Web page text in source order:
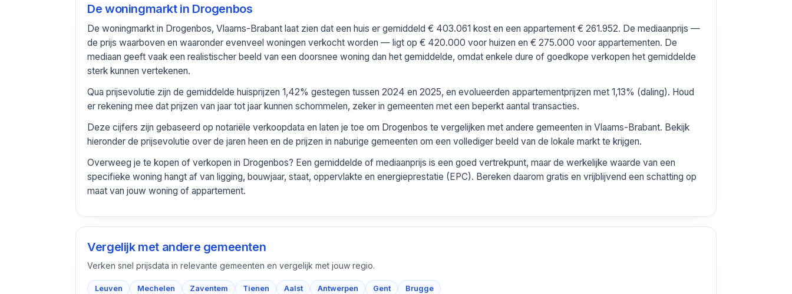
De woningmarkt in Drogenbos
De woningmarkt in Drogenbos, Vlaams-Brabant laat zien dat een huis er gemiddeld € 403.061 kost en een appartement € 261.952. De mediaanprijs —
de prijs waarboven en waaronder evenveel woningen verkocht worden — ligt op € 420.000 voor huizen en € 275.000 voor appartementen. De
mediaan geeft vaak een realistischer beeld van een doorsnee woning dan het gemiddelde, omdat enkele dure of goedkope verkopen het gemiddelde
sterk kunnen vertekenen.
Qua prijsevolutie zijn de gemiddelde huisprijzen 1,42% gestegen tussen 2024 en 2025, en evolueerden appartementprijzen met 1,13% (daling). Houd
er rekening mee dat prijzen van jaar tot jaar kunnen schommelen, zeker in gemeenten met een beperkt aantal transacties.
Deze cijfers zijn gebaseerd op notariële verkoopdata en laten je toe om Drogenbos te vergelijken met andere gemeenten in Vlaams-Brabant. Bekijk
hieronder de prijsevolutie over de jaren heen en de prijzen in naburige gemeenten om een vollediger beeld van de lokale markt te krijgen.
Overweeg je te kopen of verkopen in Drogenbos? Een gemiddelde of mediaanprijs is een goed vertrekpunt, maar de werkelijke waarde van een
specifieke woning hangt af van ligging, bouwjaar, staat, oppervlakte en energieprestatie (EPC). Bereken daarom gratis en vrijblijvend een schatting op
maat van jouw woning of appartement.
Vergelijk met andere gemeenten
Verken snel prijsdata in relevante gemeenten en vergelijk met jouw regio.
Leuven Mechelen Zaventem Tienen Aalst Antwerpen Gent Brugge